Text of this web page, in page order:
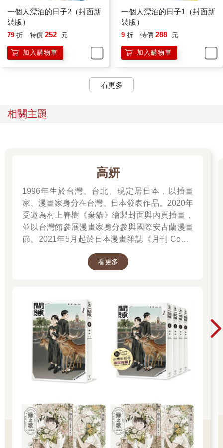
一個人漂泊的日子2（封面新
裝版）
79 折 特價 252 元
加入購物車
一個人漂泊的日子1（封面新
裝版）
9 折 特價 288 元
加入購物車
看更多
相關主題
高妍
1996年生於台灣、台北。現定居日本，以插畫
家、漫畫家身分在台灣、日本發表作品。2020年
受邀為村上春樹《棄貓》繪製封面與內頁插畫，
並以台灣館參展漫畫家身分參與國際安古蘭漫畫
節。2021年5月起於日本漫畫雜誌《月刊 Comic
於2022年5月於台日同步發行單行本，爾後獲得
等肯定。2023年4月起再度於《月刊 Comic
Beam》連載新作《間隙》。
看更多